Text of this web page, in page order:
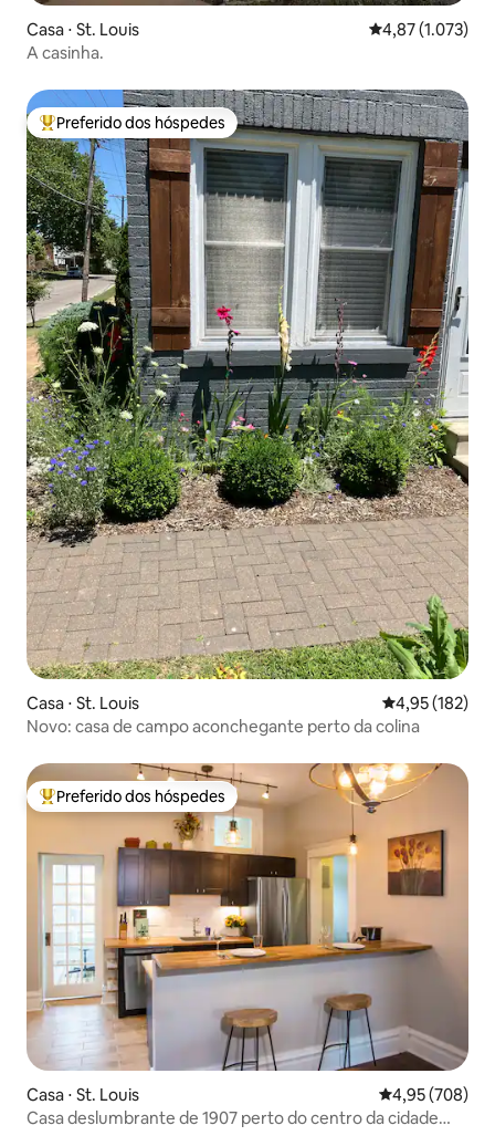
Casa ⋅ St. Louis 4,87 de uma
4,87 (1.073)
A casinha.
Entre os melhores preferidos dos hóspedes
Preferido dos hóspedes
Casa ⋅ St. Louis 4,95 de uma
4,95 (182)
Novo: casa de campo aconchegante perto da colina
Entre os melhores preferidos dos hóspedes
Preferido dos hóspedes
Casa ⋅ St. Louis 4,95 de uma
4,95 (708)
Casa deslumbrante de 1907 perto do centro da cidade